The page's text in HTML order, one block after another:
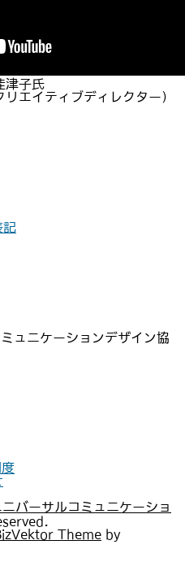
津子氏
エイティブディレクター）
記
ュニケーションデザイン協
度
バーサルコミュニケーショ
Theme by